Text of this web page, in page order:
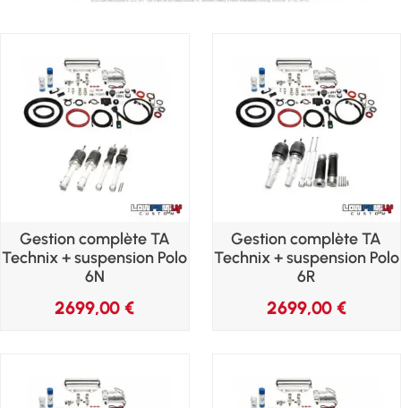
Gestion complète TA
Technix + suspension Polo
6N
2699,00€
Gestion complète TA
Technix + suspension Polo
6R
2699,00 €